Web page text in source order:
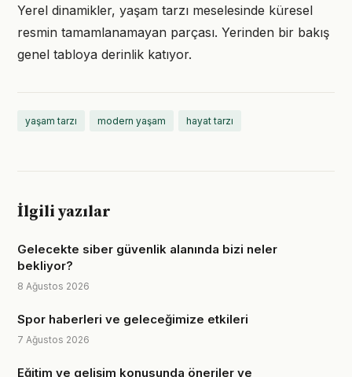
Yerel dinamikler, yaşam tarzı meselesinde küresel
resmin tamamlanamayan parçası. Yerinden bir bakış
genel tabloya derinlik katıyor.
yaşam tarzı modern yaşam hayat tarzı
İlgili yazılar
Gelecekte siber güvenlik alanında bizi neler
bekliyor?
8 Ağustos 2026
Spor haberleri ve geleceğimize etkileri
7 Ağustos 2026
Eğitim ve gelişim konusunda öneriler ve